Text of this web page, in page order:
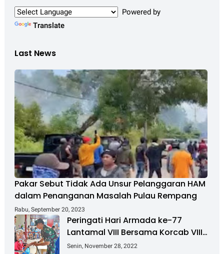
Powered by
Translate
Last News
Pakar Sebut Tidak Ada Unsur Pelanggaran HAM
dalam Penanganan Masalah Pulau Rempang
Rabu, September 20, 2023
Peringati Hari Armada ke-77
Lantamal VIII Bersama Korcab VIII
DJA II Laksanakan Bakti Sosial
Senin, November 28, 2022